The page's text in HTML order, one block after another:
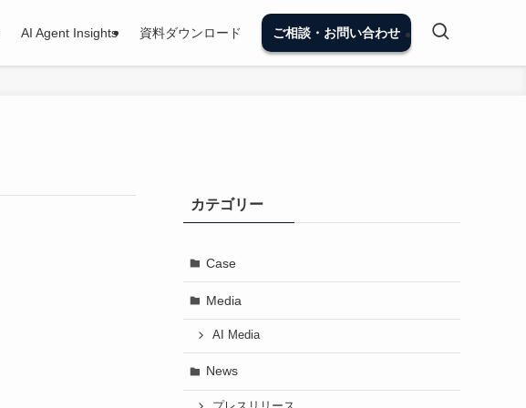
AI Agent Insights 資料ダウンロード ご相談・お問い合わせ
カテゴリー
Case
Media
AI Media
News